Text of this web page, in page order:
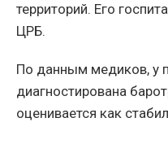
территорий. Его
ЦРБ.
По данным медиков, у
диагностирована
оценивается как